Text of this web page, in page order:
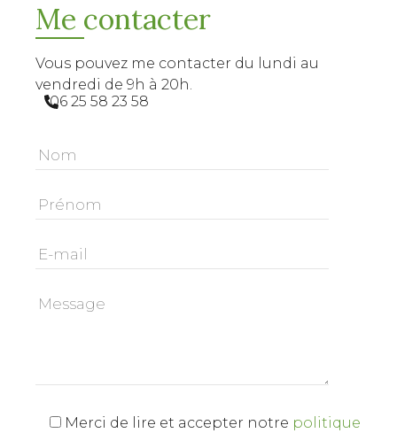
Me contacter
Vous pouvez me contacter du lundi au
vendredi de 9h à 20h.
06 25 58 23 58
Merci de lire et accepter notre politique